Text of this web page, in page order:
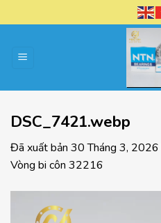
đến
dung
DSC_7421.webp
Đã xuất bản 30 Tháng 3, 2026
Vòng bi côn 32216